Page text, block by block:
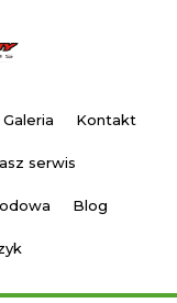
Galeria Kontakt
serwis
Blog